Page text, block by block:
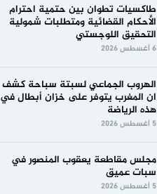
طاكسيات تطوان بين حتمية احترام
الأحكام القضائية ومتطلبات شمولية
التحقيق اللوجستي
6 أغسطس 2026
الهروب الجماعي لسبتة سباحة كشف
ان المغرب يتوفر على خزان أبطال في
هذه الرياضة
5 أغسطس 2026
مجلس مقاطعة يعقوب المنصور في
سبات عميق
5 أغسطس 2026